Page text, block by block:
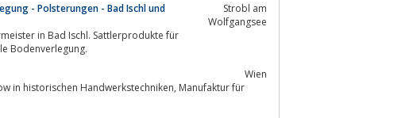
- Polsterungen - Bad Ischl und
Strobl am
Wolfgangsee
Bodenverlegung.
Wien
Handwerkstechniken, Manufaktur für